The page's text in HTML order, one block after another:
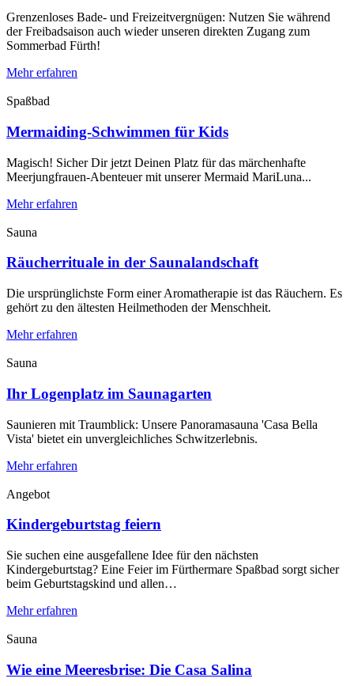
Grenzenloses Bade- und Freizeitvergnügen: Nutzen Sie während
der Freibadsaison auch wieder unseren direkten Zugang zum
Sommerbad Fürth!
Mehr erfahren
Spaßbad
Mermaiding-Schwimmen für Kids
Magisch! Sicher Dir jetzt Deinen Platz für das märchenhafte
Meerjungfrauen-Abenteuer mit unserer Mermaid MariLuna...
Mehr erfahren
Sauna
Räucherrituale in der Saunalandschaft
Die ursprünglichste Form einer Aromatherapie ist das Räuchern. Es
gehört zu den ältesten Heilmethoden der Menschheit.
Mehr erfahren
Sauna
Ihr Logenplatz im Saunagarten
Saunieren mit Traumblick: Unsere Panoramasauna 'Casa Bella
Vista' bietet ein unvergleichliches Schwitzerlebnis.
Mehr erfahren
Angebot
Kindergeburtstag feiern
Sie suchen eine ausgefallene Idee für den nächsten
Kindergeburtstag? Eine Feier im Fürthermare Spaßbad sorgt sicher
beim Geburtstagskind und allen…
Mehr erfahren
Sauna
Wie eine Meeresbrise: Die Casa Salina